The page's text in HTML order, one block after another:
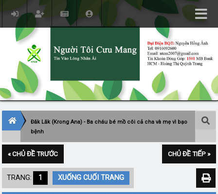
Đăk Lăk (Krong Ana) - Ba cháu bé mồ côi cả cha và mẹ vì bạo
bệnh
« CHỦ ĐỀ TRƯỚC CHỦ ĐỀ TIẾP »
TRANG: 1 XUỐNG CUỐI TRANG